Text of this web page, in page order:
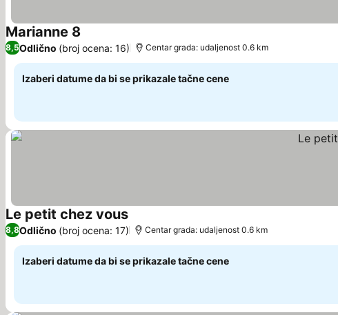
Marianne 8 Pogledaj cene
8,5Odlično (broj ocena: 16) Centar grada: udaljenost 0.6 km
Izaberi datume da bi se prikazale tačne cene
Le petit chez vousPogledaj cene
8,8Odlično (broj ocena: 17) Centar grada: udaljenost 0.6 km
Izaberi datume da bi se prikazale tačne cene